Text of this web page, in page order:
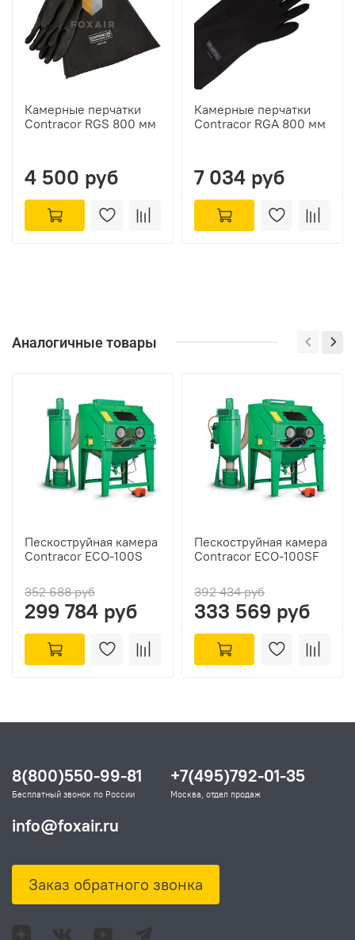
Камерные перчатки
Contracor RGS 800 мм
4 500 руб
Камерные перчатки
Contracor RGA 800 мм
7 034 руб
Аналогичные товары
Пескоструйная камера
Contracor ECO-100S
352 688 руб
299 784 руб
Пескоструйная камера
Contracor ECO-100SF
392 434 руб
333 569 руб
8(800)550-99-81
Бесплатный звонок по России
+7(495)792-01-35
Москва, отдел продаж
info@foxair.ru
Заказ обратного звонка